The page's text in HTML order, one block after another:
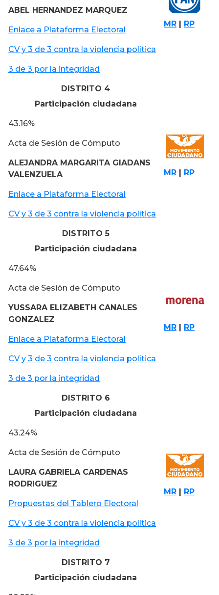
ABEL HERNANDEZ MARQUEZ
Enlace a Plataforma Electoral
CV y 3 de 3 contra la violencia política
3 de 3 por la integridad
MR | RP
DISTRITO 4
Participación ciudadana
43.16%
Acta de Sesión de Cómputo
ALEJANDRA MARGARITA GIADANS
VALENZUELA
Enlace a Plataforma Electoral
CV y 3 de 3 contra la violencia política
MR | RP
DISTRITO 5
Participación ciudadana
47.64%
Acta de Sesión de Cómputo
YUSSARA ELIZABETH CANALES
GONZALEZ
Enlace a Plataforma Electoral
CV y 3 de 3 contra la violencia política
3 de 3 por la integridad
MR | RP
DISTRITO 6
Participación ciudadana
43.24%
Acta de Sesión de Cómputo
LAURA GABRIELA CARDENAS
RODRIGUEZ
Propuestas del Tablero Electoral
CV y 3 de 3 contra la violencia política
3 de 3 por la integridad
MR | RP
DISTRITO 7
Participación ciudadana